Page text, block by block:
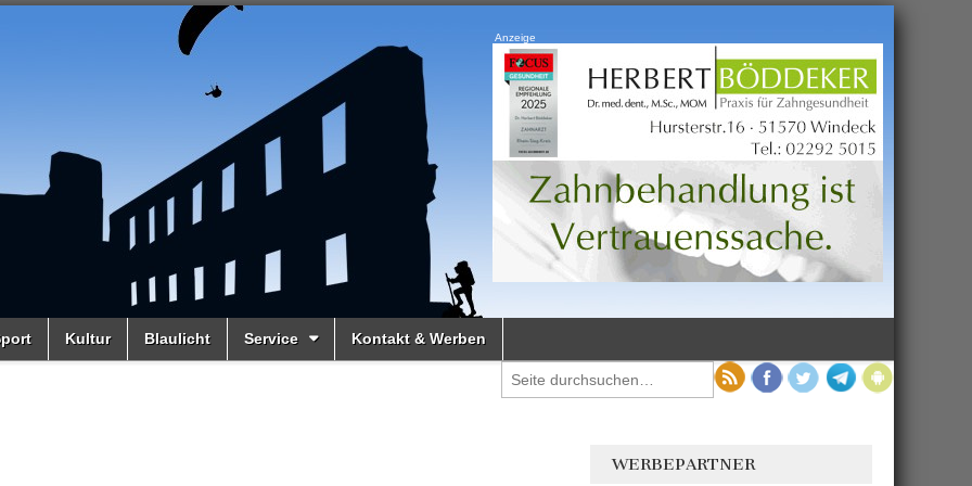
Anzeige
Kultur Blaulicht Service Kontakt & Werben
WERBEPARTNER